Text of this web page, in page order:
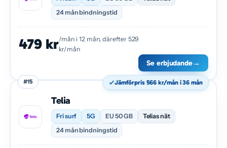
24 mån bindningstid
479 kr/mån i 12 mån, därefter 529
kr/mån
Se erbjudande→
#15
Telia
Fri surf 5G EU 50 GB
Telias nät
24 mån bindningstid
Jämförpris 566 kr/mån i 36 mån